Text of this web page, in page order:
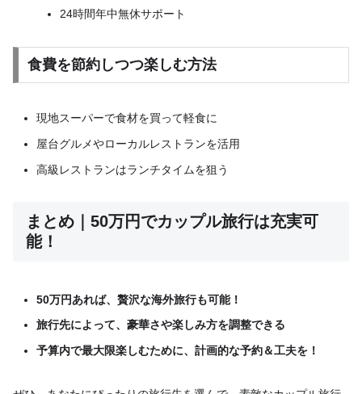
24時間年中無休サポート
食費を節約しつつ楽しむ方法
現地スーパーで食材を買って軽食に
屋台グルメやローカルレストランを活用
高級レストランはランチタイムを狙う
まとめ｜50万円でカップル旅行は充実可
能！
50万円あれば、贅沢な海外旅行も可能！
旅行先によって、豪華さや楽しみ方を調整できる
予算内で最大限楽しむために、計画的な予約＆工夫を！